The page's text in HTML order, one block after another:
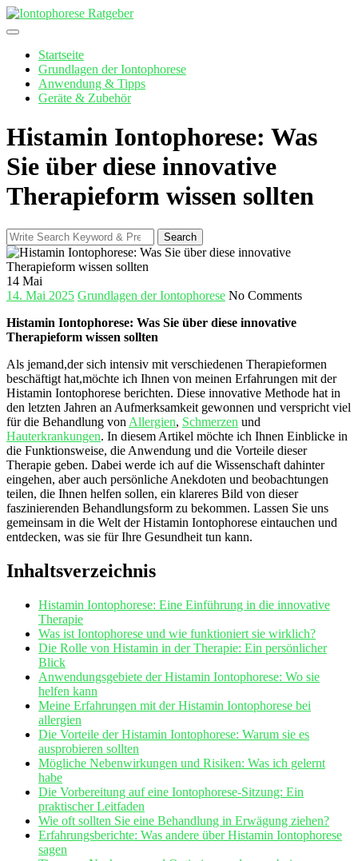
Skip
to
Startseite
Grundlagen der Iontophorese
Anwendung & Tipps
Geräte & Zubehör
Histamin Iontophorese: Was
Sie über diese innovative
Therapieform wissen sollten
Search
for:
Search
14 Mai
14. Mai 2025 Grundlagen der Iontophorese No Comments
Histamin Iontophorese: Was Sie​ über diese innovative
Therapieform wissen⁣ sollten
Als ⁤jemand,der sich intensiv mit⁢ verschiedenen ‍Therapieformen
beschäftigt hat,möchte ‌ich Ihnen⁤ von meinen‌ Erfahrungen mit ‌der
Histamin‍ Iontophorese berichten. Diese⁢ innovative Methode hat in
den letzten Jahren an⁣ Aufmerksamkeit ‍gewonnen ⁢und ⁢verspricht viel
für die Behandlung von Allergien, Schmerzen ⁢und
Hauterkrankungen. In diesem Artikel möchte ich Ihnen Einblicke in
die Funktionsweise, die Anwendung und die Vorteile dieser
Therapie geben. Dabei werde ich auf die Wissenschaft dahinter
eingehen, aber auch persönliche Anekdoten⁣ und beobachtungen
⁤teilen, die Ihnen ‍helfen sollen, ein klareres ‍Bild von dieser
faszinierenden Behandlungsform zu‌ bekommen. ⁢Lassen ​Sie uns
gemeinsam ⁢in die ⁢Welt der ‍Histamin Iontophorese eintauchen und
entdecken, was⁣ sie​ für⁢ Ihre Gesundheit tun kann.
Inhaltsverzeichnis
Histamin Iontophorese: Eine Einführung in⁣ die innovative
Therapie
Was ist ⁤Iontophorese⁢ und ⁤wie funktioniert sie wirklich?
Die‍ Rolle von Histamin in der Therapie: Ein persönlicher
Blick
Anwendungsgebiete der Histamin Iontophorese: Wo sie
helfen kann
Meine Erfahrungen‍ mit der Histamin Iontophorese bei
allergien
Die‍ Vorteile der Histamin ⁣Iontophorese: Warum sie es
⁣ausprobieren sollten
Mögliche Nebenwirkungen und Risiken: ⁣Was ich gelernt
habe
Die Vorbereitung auf eine Iontophorese-Sitzung: Ein
praktischer ‌Leitfaden
Wie oft sollten‍ Sie eine Behandlung in Erwägung ziehen?
Erfahrungsberichte: Was ⁢andere über Histamin Iontophorese
sagen